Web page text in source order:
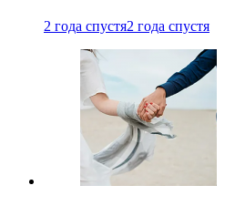
2 года спустя2 года спустя